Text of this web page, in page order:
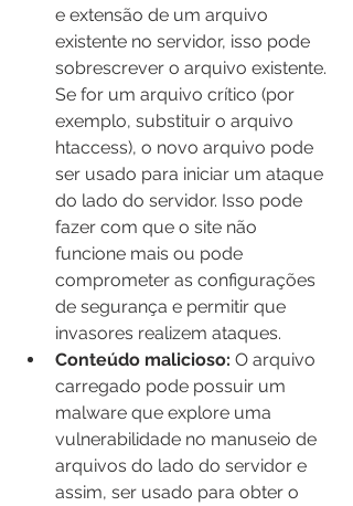
e extensão de um arquivo
existente no servidor, isso pode
sobrescrever o arquivo existente.
Se for um arquivo crítico (por
exemplo, substituir o arquivo
htaccess), o novo arquivo pode
ser usado para iniciar um ataque
do lado do servidor. Isso pode
fazer com que o site não
funcione mais ou pode
comprometer as configurações
de segurança e permitir que
invasores realizem ataques.
Conteúdo malicioso: O arquivo
carregado pode possuir um
malware que explore uma
vulnerabilidade no manuseio de
arquivos do lado do servidor e
assim, ser usado para obter o